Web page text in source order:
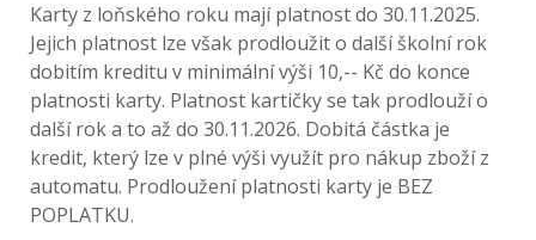
Karty z loňského roku mají platnost do 30.11.2025.
Jejich platnost lze však prodloužit o další školní rok
dobitím kreditu v minimální výši 10,-- Kč do konce
platnosti karty. Platnost kartičky se tak prodlouží o
další rok a to až do 30.11.2026. Dobitá částka je
kredit, který lze v plné výši využít pro nákup zboží z
automatu. Prodloužení platnosti karty je BEZ
POPLATKU.